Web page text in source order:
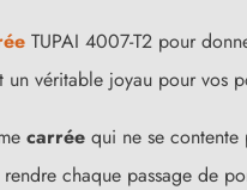
TUPAI 4007-T2 pour
véritable joyau pour vos
carrée qui ne se
chaque passage de